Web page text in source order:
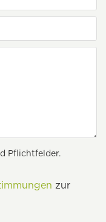
Pflichtfelder.
zur